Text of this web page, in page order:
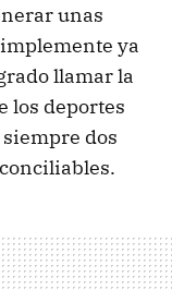
unas
ya
llamar la
los deportes
dos